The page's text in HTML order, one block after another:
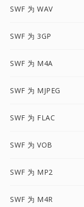
SWF 为 WAV
SWF 为 3GP
SWF 为 M4A
SWF 为 MJPEG
SWF 为 FLAC
SWF 为 VOB
SWF 为 MP2
SWF 为 M4R